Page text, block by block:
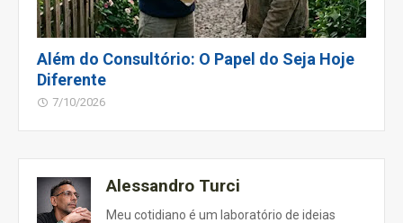
Além do Consultório: O Papel do Seja Hoje
Diferente
7/10/2026
Alessandro Turci
Meu cotidiano é um laboratório de ideias